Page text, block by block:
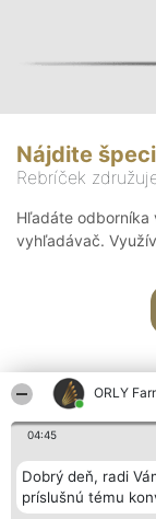
ORLY
04:45
Dobrý deň, radi
príslušnú tému
Nájdite
Rebríček
Hľadáte odborníka
vyhľadávač.
Organizátor
Bright Side Solutions sp. z
o. sp. k.